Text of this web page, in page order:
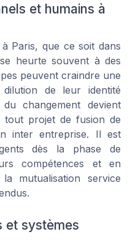
et humains à
Paris, que ce soit dans
heurte souvent à des
peuvent craindre une
de leur identité
changement devient
projet de fusion de
inter entreprise. Il est
dès la phase de
compétences et en
mutualisation service
et systèmes